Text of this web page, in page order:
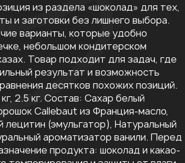
из раздела «шоколад» для тех,
и заготовки без лишнего выбора.
варианты, которые удобно
небольшом кондитерском
Товар подходит для задач, где
результат и возможность
десятков похожих позиций.
2.5 кг. Состав: Сахар белый
Callebaut из Франция-масло,
(эмульгатор), Натуральный
ароматизатор ванили. Перед
продукта: шоколад и какао-